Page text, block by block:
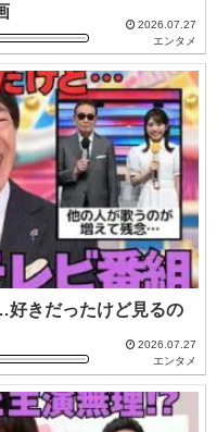
2026.07.27
エンタメ
好きだったけど見るの
2026.07.27
エンタメ